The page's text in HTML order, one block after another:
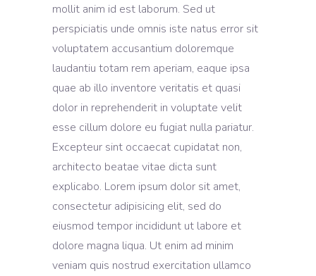
mollit anim id est laborum. Sed ut
perspiciatis unde omnis iste natus error sit
voluptatem accusantium doloremque
laudantiu totam rem aperiam, eaque ipsa
quae ab illo inventore veritatis et quasi
dolor in reprehenderit in voluptate velit
esse cillum dolore eu fugiat nulla pariatur.
Excepteur sint occaecat cupidatat non,
architecto beatae vitae dicta sunt
explicabo. Lorem ipsum dolor sit amet,
consectetur adipisicing elit, sed do
eiusmod tempor incididunt ut labore et
dolore magna liqua. Ut enim ad minim
veniam quis nostrud exercitation ullamco